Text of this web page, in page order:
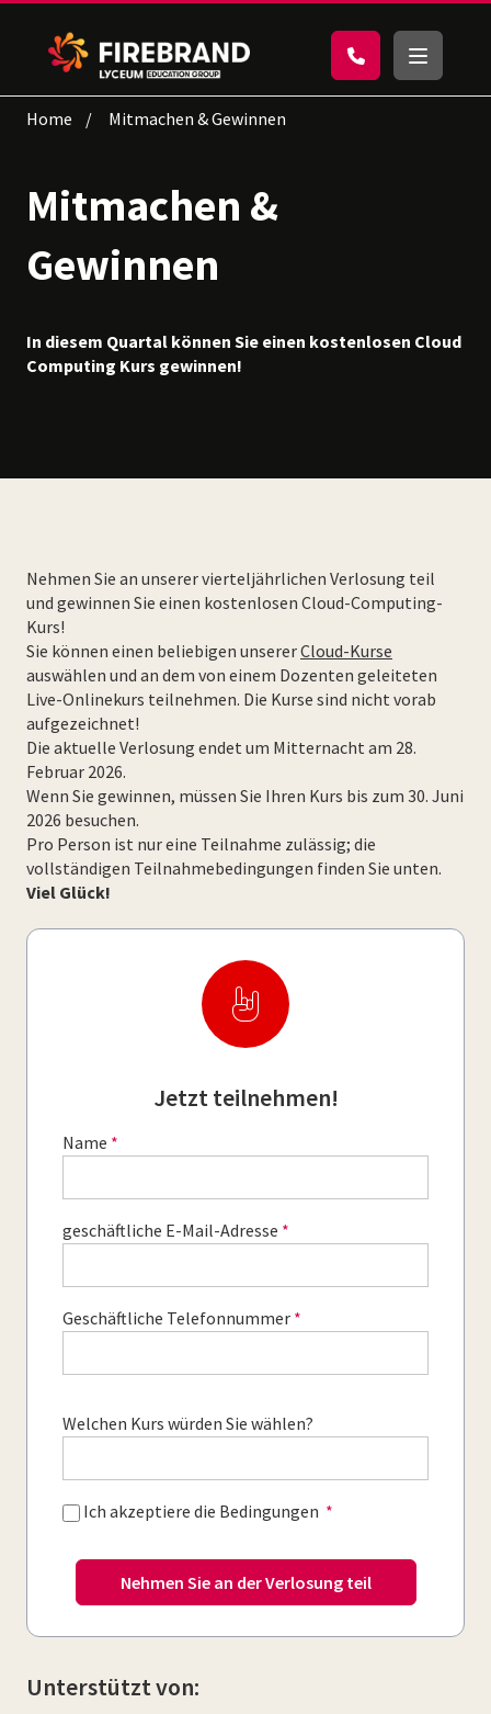
Home Mitmachen & Gewinnen
Mitmachen &
Gewinnen
In diesem Quartal können Sie einen kostenlosen Cloud
Computing Kurs gewinnen!
Nehmen Sie an unserer vierteljährlichen Verlosung teil
und gewinnen Sie einen kostenlosen Cloud-Computing-
Kurs!
Sie können einen beliebigen unsererCloud-Kurse
auswählen und an dem von einem Dozenten geleiteten
Live-Onlinekurs teilnehmen. Die Kurse sind nicht vorab
aufgezeichnet!
Die aktuelle Verlosung endet um Mitternacht am 28.
Februar 2026.
Wenn Sie gewinnen, müssen Sie Ihren Kurs bis zum 30. Juni
2026 besuchen.
Pro Person ist nur eine Teilnahme zulässig; die
vollständigen Teilnahmebedingungen finden Sie unten.
Viel Glück!
Jetzt teilnehmen!
Name
geschäftliche E-Mail-Adresse
Geschäftliche Telefonnummer
Welchen Kurs würden Sie wählen?
Ich akzeptiere die Bedingungen
Nehmen Sie an der Verlosung teil
Unterstützt von: